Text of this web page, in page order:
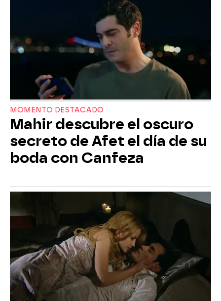
MOMENTO DESTACADO
Mahir descubre el oscuro
secreto de Afet el día de su
boda con Canfeza